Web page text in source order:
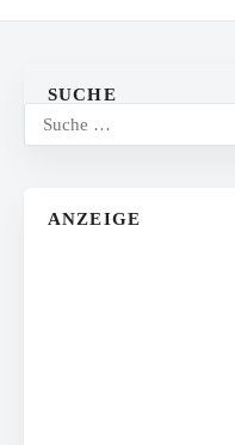
SUCHE
ANZEIGE